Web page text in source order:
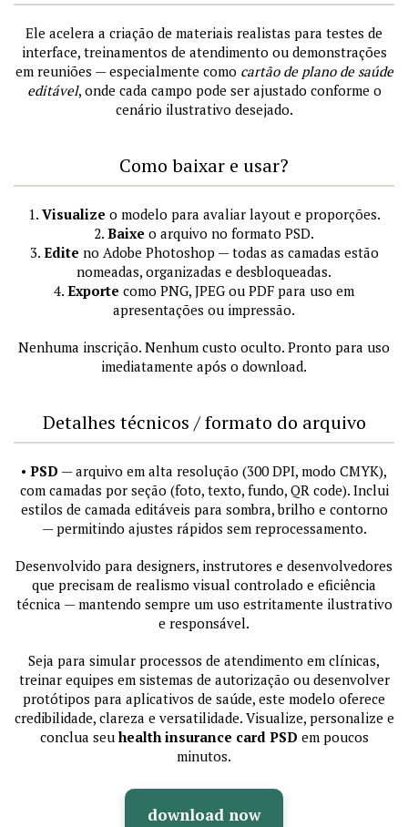
Ele acelera a criação de materiais realistas para testes de
interface, treinamentos de atendimento ou demonstrações
em reuniões — especialmente como cartão de plano de saúde
editável, onde cada campo pode ser ajustado conforme o
cenário ilustrativo desejado.
Como baixar e usar?
1. Visualize o modelo para avaliar layout e proporções.
2. Baixe o arquivo no formato PSD.
3. Edite no Adobe Photoshop — todas as camadas estão
nomeadas, organizadas e desbloqueadas.
4. Exporte como PNG, JPEG ou PDF para uso em
apresentações ou impressão.
Nenhuma inscrição. Nenhum custo oculto. Pronto para uso
imediatamente após o download.
Detalhes técnicos / formato do arquivo
• PSD — arquivo em alta resolução (300 DPI, modo CMYK),
com camadas por seção (foto, texto, fundo, QR code). Inclui
estilos de camada editáveis para sombra, brilho e contorno
— permitindo ajustes rápidos sem reprocessamento.
Desenvolvido para designers, instrutores e desenvolvedores
que precisam de realismo visual controlado e eficiência
técnica — mantendo sempre um uso estritamente ilustrativo
e responsável.
Seja para simular processos de atendimento em clínicas,
treinar equipes em sistemas de autorização ou desenvolver
protótipos para aplicativos de saúde, este modelo oferece
credibilidade, clareza e versatilidade. Visualize, personalize e
conclua seu health insurance card PSD em poucos
minutos.
download now